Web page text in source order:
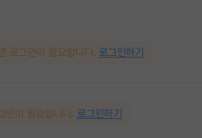
로그인이 필요합니다. 로그인하기
인이 필요합니다. 로그인하기